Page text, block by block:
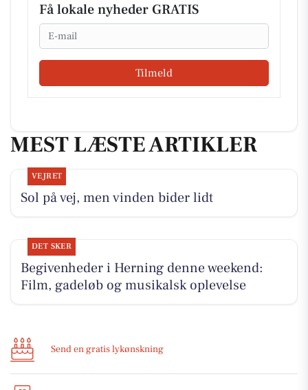
Få lokale nyheder GRATIS
Email
Tilmeld
MEST LÆSTE ARTIKLER
VEJRET
Sol på vej, men vinden bider lidt
DET SKER
Begivenheder i Herning denne weekend:
Film, gadeløb og musikalsk oplevelse
Send en gratis lykønskning